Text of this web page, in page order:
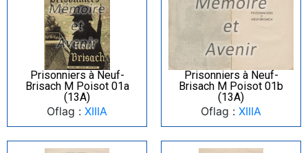
Prisonniers à Neuf-
Brisach M Poisot 01a
(13A)
Oflag : XIIIA
Prisonniers à Neuf-
Brisach M Poisot 01b
(13A)
Oflag : XIIIA